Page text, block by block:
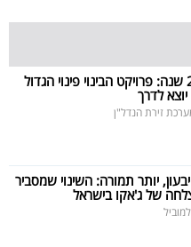
אחרי 20 שנה: פרויקט הבינוי פינוי הגדול
לדרך
זירת הנדל"ן
יותר תמורה: השינוי שמסביר
של ג'אקו בישראל